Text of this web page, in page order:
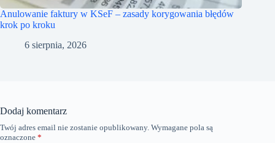
Anulowanie faktury w KSeF – zasady korygowania błędów
krok po kroku
6 sierpnia, 2026
Dodaj komentarz
Twój adres email nie zostanie opublikowany. Wymagane pola są
oznaczone *